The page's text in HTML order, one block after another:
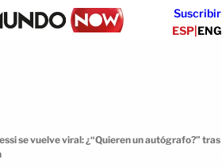
Suscribir
ESP|ENG
se vuelve viral: ¿“Quieren un autógrafo?” tras